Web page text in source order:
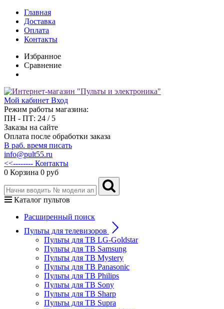
Главная
Доставка
Оплата
Контакты
Избранное
Сравнение
Мой кабинет Вход
Режим работы магазина:
ПН - ПТ: 24 / 5
Заказы на сайте
Оплата после обработки заказа
В раб. время писать
info@pult55.ru
<<-------- Контакты
0 Корзина 0 руб
Каталог пультов
Расширенный поиск
Пульты для телевизоров
Пульты для ТВ LG-Goldstar
Пульты для ТВ Samsung
Пульты для ТВ Mystery
Пульты для ТВ Panasonic
Пульты для ТВ Philips
Пульты для ТВ Sony
Пульты для ТВ Sharp
Пульты для ТВ Supra